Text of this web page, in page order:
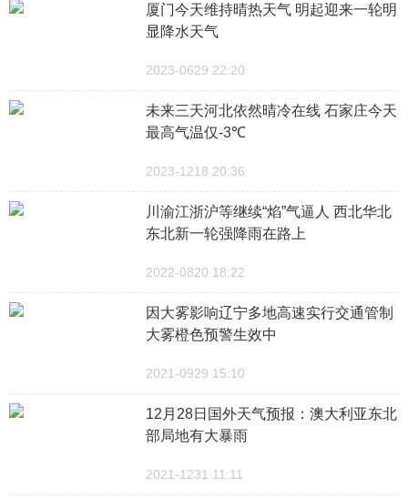
厦门今天维持晴热天气 明起迎来一轮明
显降水天气
2023-0629 22:20
未来三天河北依然晴冷在线 石家庄今天
最高气温仅-3℃
2023-1218 20:36
川渝江浙沪等继续“焰”气逼人 西北华北
东北新一轮强降雨在路上
2022-0820 18:22
因大雾影响辽宁多地高速实行交通管制
大雾橙色预警生效中
2021-0929 15:10
12月28日国外天气预报：澳大利亚东北
部局地有大暴雨
2021-1231 11:11